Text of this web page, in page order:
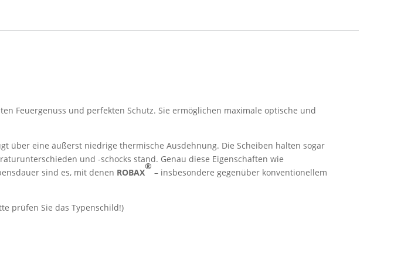
Feuergenuss und perfekten Schutz. Sie ermöglichen maximale optische und
über eine äußerst niedrige thermische Ausdehnung. Die Scheiben halten sogar
und -schocks stand. Genau diese Eigenschaften wie
sind es, mit denen ROBAX
®
– insbesondere gegenüber konventionellem
prüfen Sie das Typenschild!)